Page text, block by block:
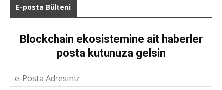
E-posta Bülteni
Blockchain ekosistemine ait haberler
posta kutunuza gelsin